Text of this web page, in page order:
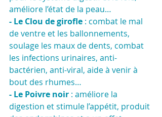
améliore l’état de la peau…
- Le Clou de girofle : combat le mal
de ventre et les ballonnements,
soulage les maux de dents, combat
les infections urinaires, anti-
bactérien, anti-viral, aide à venir à
bout des rhumes…
- Le Poivre noir : améliore la
digestion et stimule l’appétit, produit